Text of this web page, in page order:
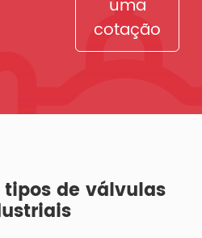
uma
cotação
tipos de válvulas